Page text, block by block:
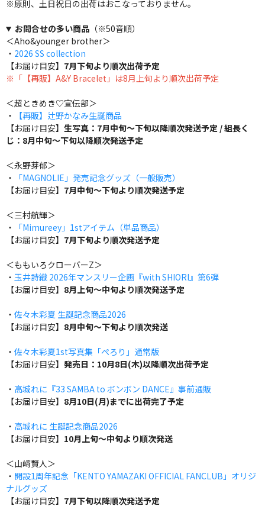
※原則、土日祝日の出荷はおこなっておりません。
お問合せの多い商品（※50音順）
＜Aho&younger brother＞
・ 2026 SS collection
【お届け目安】 7月下旬より順次出荷予定
※「【再販】A&Y Bracelet」は8月上旬より順次出荷予定
＜超ときめき♡宣伝部＞
・
【再販】辻野かなみ生誕商品
【お届け目安】 生写真：7月中旬～下旬以降順次発送予定 / 組長く
じ：8月中旬～下旬以降順次発送予定
＜永野芽郁＞
・
「MAGNOLIE」発売記念グッズ（一般販売）
【お届け目安】 7月中旬～下旬より順次発送予定
＜三村航輝＞
・
「Mimureey」1stアイテム（単品商品）
【お届け目安】 7月下旬より順次発送予定
＜ももいろクローバーZ＞
・ 玉井詩織 2026年マンスリー企画『with SHIORI』第6弾
【お届け目安】 8月上旬～中旬より順次発送予定
・ 佐々木彩夏 生誕記念商品2026
【お届け目安】 8月中旬～下旬より順次発送
・ 佐々木彩夏1st写真集「ぺろり」通常版
【お届け目安】 発売日：10月8日(木)以降順次出荷予定
・ 高城れに『33 SAMBA to ボンボン DANCE』事前通販
【お届け目安】 8月10日(月)までに出荷完了予定
・ 高城れに 生誕記念商品2026
【お届け目安】 10月上旬～中旬より順次発送
＜山﨑賢人＞
・ 開設1周年記念「KENTO YAMAZAKI OFFICIAL FANCLUB」オリジ
ナルグッズ
【お届け目安】 7月下旬以降順次発送予定